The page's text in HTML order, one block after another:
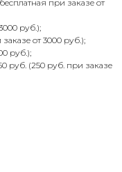
при заказе от
руб.);
от 3000 руб.);
руб.);
руб. (250 руб. при заказе